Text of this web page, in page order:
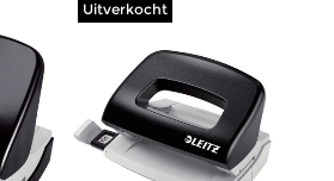
Uitverkocht